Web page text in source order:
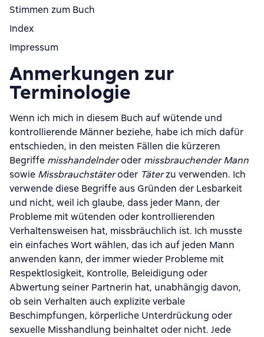
Stimmen zum Buch
Index
Impressum
Anmerkungen zur
Terminologie
Wenn ich mich in diesem Buch auf wütende und
kontrollierende Männer beziehe, habe ich mich dafür
entschieden, in den meisten Fällen die kürzeren
Begriffe misshandelnderoder missbrauchender Mann
sowie Missbrauchstäteroder Täterzu verwenden. Ich
verwende diese Begriffe aus Gründen der Lesbarkeit
und nicht, weil ich glaube, dass jeder Mann, der
Probleme mit wütenden oder kontrollierenden
Verhaltensweisen hat, missbräuchlich ist. Ich musste
ein einfaches Wort wählen, das ich auf jeden Mann
anwenden kann, der immer wieder Probleme mit
Respektlosigkeit, Kontrolle, Beleidigung oder
Abwertung seiner Partnerin hat, unabhängig davon,
ob sein Verhalten auch explizite verbale
Beschimpfungen, körperliche Unterdrückung oder
sexuelle Misshandlung beinhaltet oder nicht. Jede